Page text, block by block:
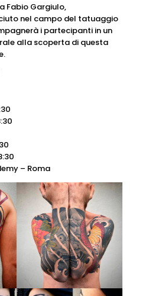
Fabio Gargiulo,
nel campo del tatuaggio
i partecipanti in un
alla scoperta di questa
– Roma